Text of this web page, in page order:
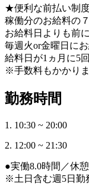
★便利な前払い制
稼働分のお給料の
お給料日よりも前
毎週火or金曜日に
給料日が1ヵ月に5
※手数料もかかり
勤務時間
1. 10:30 ~ 20:00
2. 12:00 ~ 21:30
●実働8.0時間／休
※土日含む週5日勤